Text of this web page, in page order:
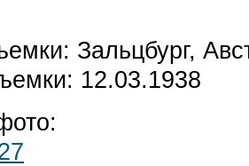
Зальцбург,
12.03.1938